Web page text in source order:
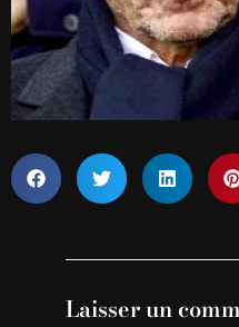
Laisser un